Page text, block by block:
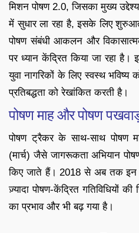
मिशन पोषण 2.0, जिसका मुख्य
में सुधार ला रहा है, इसके लिए
पोषण संबंधी आकलन और
पर ध्यान केंद्रित किया जा रहा
युवा नागरिकों के लिए स्वस्थ भविष्य
प्रतिबद्धता को रेखांकित करती है।
पोषण माह और पोषण
पोषण ट्रैकर के साथ-साथ पोषण
(मार्च) जैसे जागरूकता अभियान
किए जाते हैं। 2018 से अब तक इन
ज़्यादा पोषण-केंद्रित गतिविधियों
का प्रभाव और भी बढ़ गया है।